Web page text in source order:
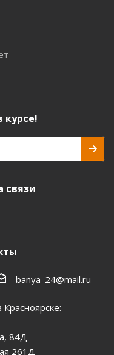
курсе!
связи
banya_24@mail.ru
84Д
261Д